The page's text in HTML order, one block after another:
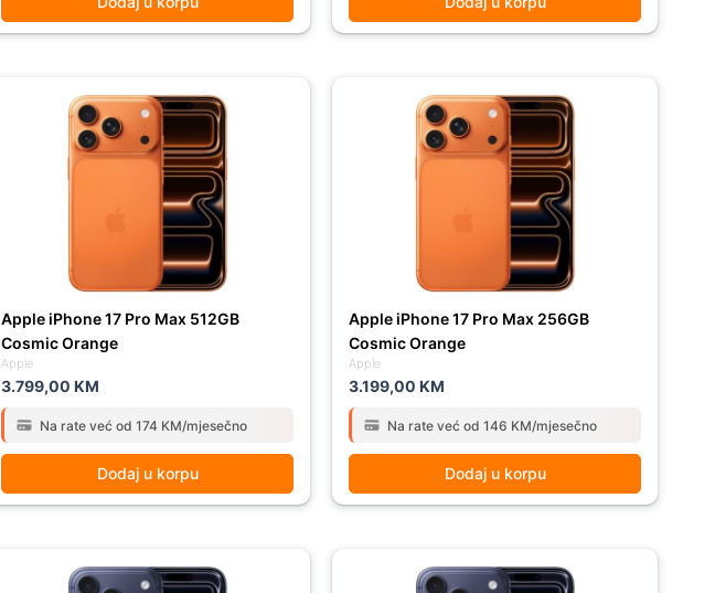
Apple
Apple iPhone 17 Pro Max 512GB
Cosmic Orange
3.799,00 KM
Na rate već od 174 KM/mjesečno
Dodaj u korpu
Apple
Apple iPhone 17 Pro Max 256GB
Cosmic Orange
3.199,00 KM
Na rate već od 146 KM/mjesečno
Dodaj u korpu